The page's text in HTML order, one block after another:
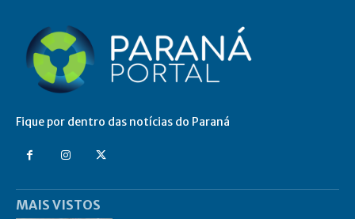
Fique por dentro das notícias do Paraná
MAIS VISTOS